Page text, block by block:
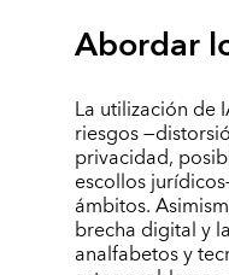
Abordar
La utilización de
riesgos
privacidad,
escollos
ámbitos.
brecha digital y
analfabetos y